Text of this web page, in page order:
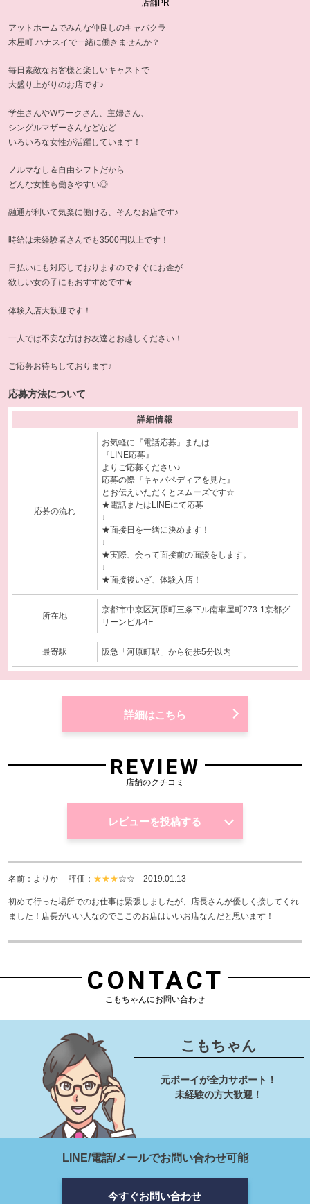
店舗PR
アットホームでみんな仲良しのキャバクラ
木屋町 ハナスイで一緒に働きませんか？
毎日素敵なお客様と楽しいキャストで
大盛り上がりのお店です♪
学生さんやWワークさん、主婦さん、
シングルマザーさんなどなど
いろいろな女性が活躍しています！
ノルマなし＆自由シフトだから
どんな女性も働きやすい◎
融通が利いて気楽に働ける、そんなお店です♪
時給は未経験者さんでも3500円以上です！
日払いにも対応しておりますのですぐにお金が
欲しい女の子にもおすすめです★
体験入店大歓迎です！
一人では不安な方はお友達とお越しください！
ご応募お待ちしております♪
応募方法について
詳細情報
応募の流れ
お気軽に『電話応募』または
『LINE応募』
よりご応募ください♪
応募の際『キャバペディアを見た』
とお伝えいただくとスムーズです☆
★電話またはLINEにて応募
↓
★面接日を一緒に決めます！
↓
★実際、会って面接前の面談をします。
↓
★面接後いざ、体験入店！
所在地
京都市中京区河原町三条下ル南車屋町273-1京都グ
リーンビル4F
最寄駅 阪急「河原町駅」から徒歩5分以内
詳細はこちら
REVIEW
店舗のクチコミ
レビューを投稿する
名前：よりか 評価： ★★★☆☆ 2019.01.13
初めて行った場所でのお仕事は緊張しましたが、店長さんが優しく接してくれ
ました！店長がいい人なのでここのお店はいいお店なんだと思います！
CONTACT
こもちゃんにお問い合わせ
こもちゃん
元ボーイが全力サポート！
未経験の方大歓迎！
LINE/電話/メールでお問い合わせ可能
今すぐお問い合わせ